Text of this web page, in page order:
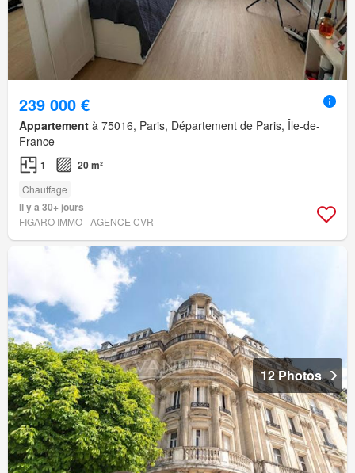
239 000 €
Appartement à 75016, Paris, Département de Paris, Île-de-
France
1 20 m²
Chauffage
Il y a 30+ jours
FIGARO IMMO - AGENCE CVR
12 Photos